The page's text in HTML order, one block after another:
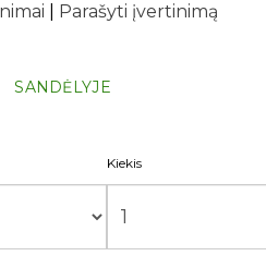
Parašyti įvertinimą
SANDĖLYJE
Kiekis